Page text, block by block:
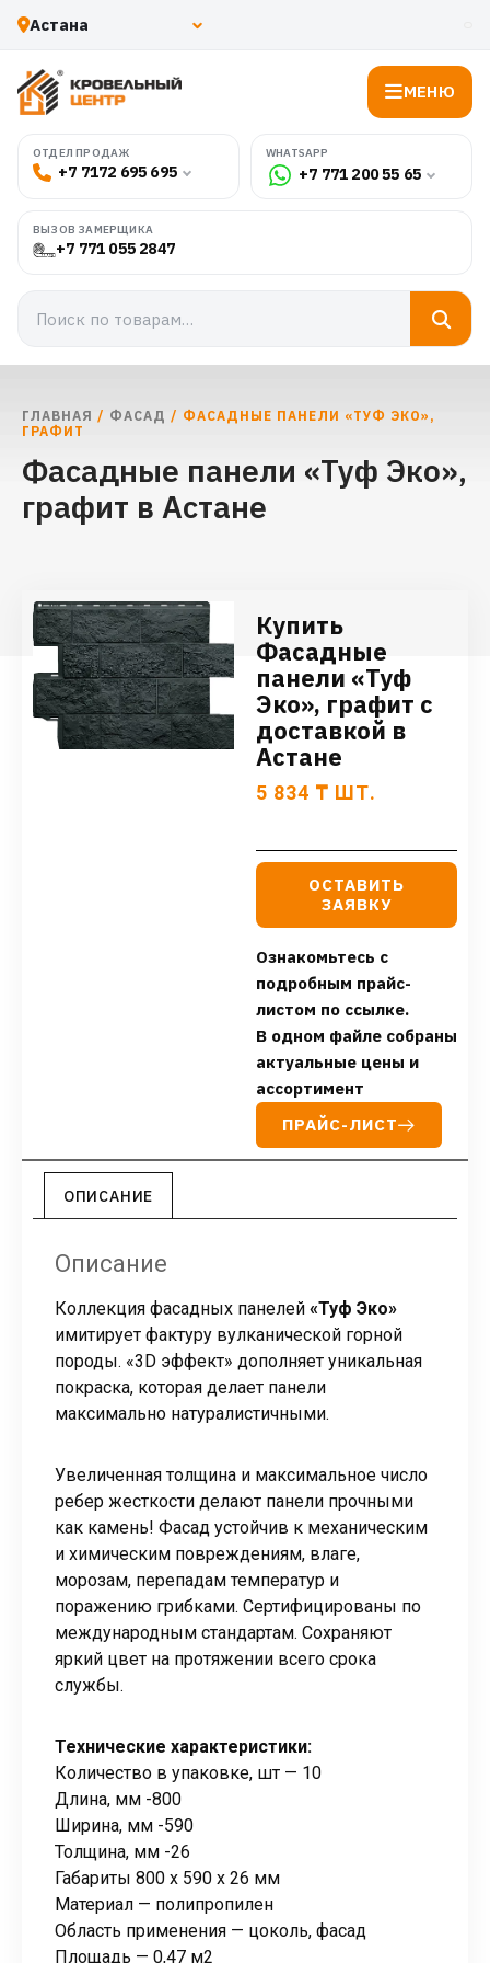
МЕНЮ
ОТДЕЛ ПРОДАЖ
+7 7172 695 695
WHATSAPP
+7 771 200 55 65
ВЫЗОВ ЗАМЕРЩИКА
+7 771 055 2847
ГЛАВНАЯ / ФАСАД / ФАСАДНЫЕ ПАНЕЛИ «ТУФ ЭКО»,
ГРАФИТ
Фасадные панели «Туф Эко»,
графит в Астане
Купить
Фасадные
панели «Туф
Эко», графит с
доставкой в
Астане
5 834 ₸ ШТ.
ОСТАВИТЬ
ЗАЯВКУ
Ознакомьтесь с
подробным прайс-
листом по ссылке.
В одном файле собраны
актуальные цены и
ассортимент
ПРАЙС-ЛИСТ
ОПИСАНИЕ
Описание
Коллекция фасадных панелей «Туф Эко»
имитирует фактуру вулканической горной
породы. «3D эффект» дополняет уникальная
покраска, которая делает панели
максимально натуралистичными.
Увеличенная толщина и максимальное число
ребер жесткости делают панели прочными
как камень! Фасад устойчив к механическим
и химическим повреждениям, влаге,
морозам, перепадам температур и
поражению грибками. Сертифицированы по
международным стандартам. Сохраняют
яркий цвет на протяжении всего срока
службы.
Технические характеристики:
Количество в упаковке, шт — 10
Длина, мм -800
Ширина, мм -590
Толщина, мм -26
Габариты 800 x 590 x 26 мм
Материал — полипропилен
Область применения — цоколь, фасад
Площадь — 0,47 м2